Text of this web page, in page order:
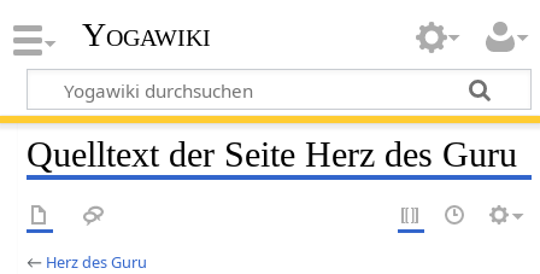
Yogawiki
Quelltext der Seite Herz des Guru
← Herz des Guru